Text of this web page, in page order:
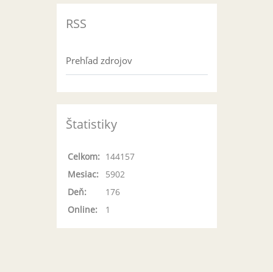
RSS
Prehľad zdrojov
Štatistiky
Online: 1
Celkom: 144157
Mesiac:
5902
Deň:
176